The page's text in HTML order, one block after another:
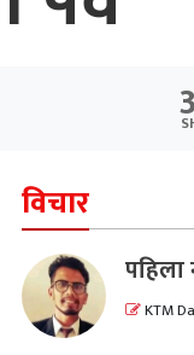
विचार
पहिला
KTM